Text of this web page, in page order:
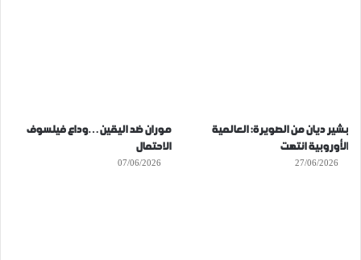
بشير ديان من الصويرة: العالمية
الأوروبية انتهت
27/06/2026
موران ضد اليقين…وداع فيلسوف
الاحتمال
07/06/2026